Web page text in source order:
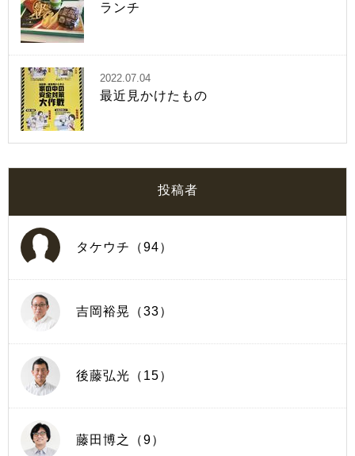
ランチ
2022.07.04
最近見かけたもの
投稿者
タケウチ（94）
吉岡裕晃（33）
後藤弘光（15）
藤田博之（9）